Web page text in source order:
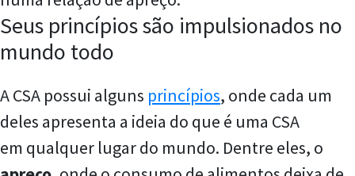
Seus princípios são impulsionados no
mundo todo
A CSA possui alguns princípios, onde cada um
deles apresenta a ideia do que é uma CSA
em qualquer lugar do mundo. Dentre eles, o